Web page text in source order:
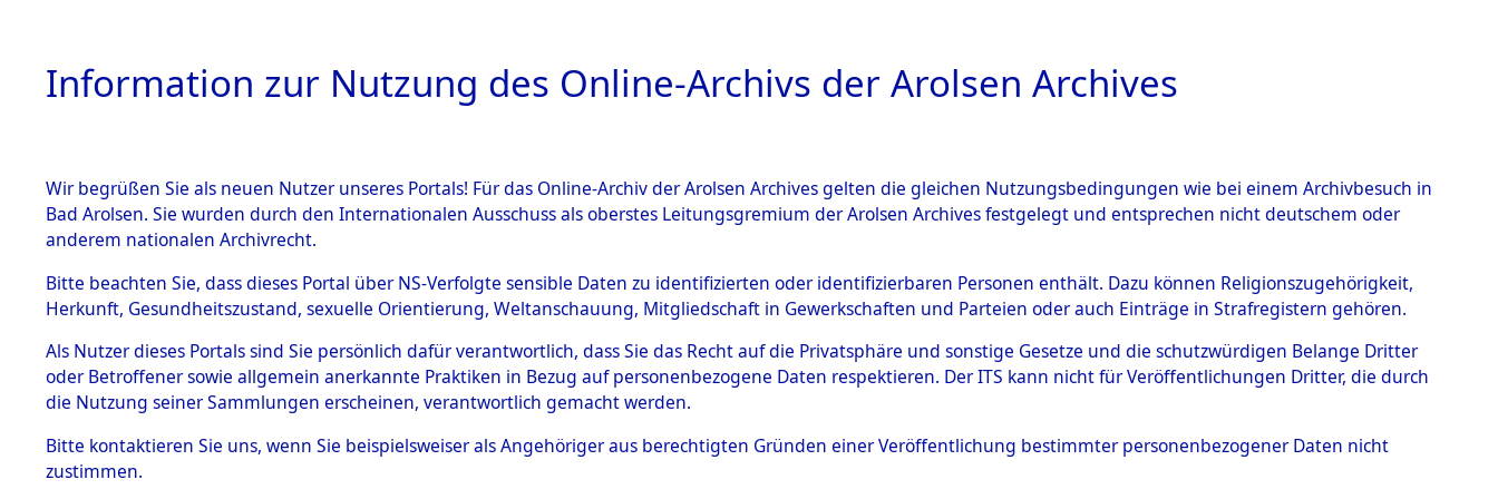
HOME BESTANDSBESCHREIBUNG ARCHIVALE INHALT ÜBERSICHT BILD
BESTÄNDE
Inhaftierungsdoku
mente
5. Verschiedenes
Todesmärsche
5.3.1 Alliierte
Bayern→Kreis Marktheidenfeld
Kreis Marktheidenfeld
Übergeordnetes
Bayern
Information zur Nutzung des Online-Archivs der Arolsen Archives
Wir begrüßen Sie als neuen Nutzer unseres Portals! Für das Online-Archiv der Arolsen Archives gelten die gleichen Nutzungsbedingungen wie bei einem Archivbesuch in
Bad Arolsen. Sie wurden durch den Internationalen Ausschuss als oberstes Leitungsgremium der Arolsen Archives festgelegt und entsprechen nicht deutschem oder
anderem nationalen Archivrecht.
Bitte beachten Sie, dass dieses Portal über NS-Verfolgte sensible Daten zu identifizierten oder identifizierbaren Personen enthält. Dazu können Religionszugehörigkeit,
Herkunft, Gesundheitszustand, sexuelle Orientierung, Weltanschauung, Mitgliedschaft in Gewerkschaften und Parteien oder auch Einträge in Strafregistern gehören.
Als Nutzer dieses Portals sind Sie persönlich dafür verantwortlich, dass Sie das Recht auf die Privatsphäre und sonstige Gesetze und die schutzwürdigen Belange Dritter
oder Betroffener sowie allgemein anerkannte Praktiken in Bezug auf personenbezogene Daten respektieren. Der ITS kann nicht für Veröffentlichungen Dritter, die durch
die Nutzung seiner Sammlungen erscheinen, verantwortlich gemacht werden.
Bitte kontaktieren Sie uns, wenn Sie beispielsweiser als Angehöriger aus berechtigten Gründen einer Veröffentlichung bestimmter personenbezogener Daten nicht
zustimmen.